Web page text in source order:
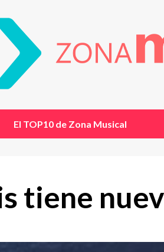
El TOP10 de Zona Musical
tiene